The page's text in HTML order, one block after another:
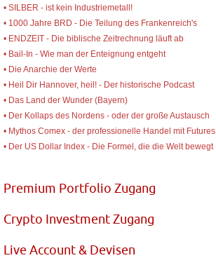
• SILBER - ist kein Industriemetall!
• 1000 Jahre BRD - Die Teilung des Frankenreich's
• ENDZEIT - Die biblische Zeitrechnung läuft ab
• Bail-In - Wie man der Enteignung entgeht
• Die Anarchie der Werte
• Heil Dir Hannover, heil! - Der historische Podcast
• Das Land der Wunder (Bayern)
• Der Kollaps des Nordens - oder der große Austausch
• Mythos Comex - der professionelle Handel mit Futures
• Der US Dollar Index - Die Formel, die die Welt bewegt
Premium Portfolio Zugang
Crypto Investment Zugang
Live Account & Devisen